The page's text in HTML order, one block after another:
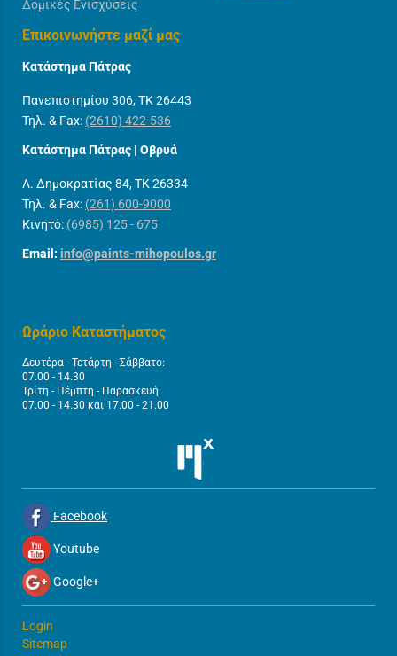
Δομικές Ενισχύσεις
Επικοινωνήστε μαζί μας
Κατάστημα Πάτρας
Πανεπιστημίου 306, ΤΚ 26443
Τηλ. & Fax: (2610) 422-536
Κατάστημα Πάτρας | Οβρυά
Λ. Δημοκρατίας 84, ΤΚ 26334
Τηλ. & Fax: (261) 600-9000
Κινητό: (6985) 125 - 675
Email: info@paints-mihopoulos.gr
Ωράριο Καταστήματος
Δευτέρα - Τετάρτη - Σάββατο:
07.00 - 14.30
Τρίτη - Πέμπτη - Παρασκευή:
07.00 - 14.30 και 17.00 - 21.00
Facebook
Youtube
Google+
Login
Sitemap